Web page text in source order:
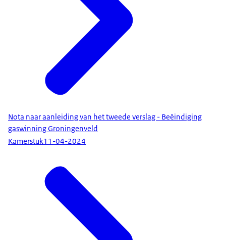
Nota naar aanleiding van het tweede verslag - Beëindiging
gaswinning Groningenveld
Kamerstuk11-04-2024